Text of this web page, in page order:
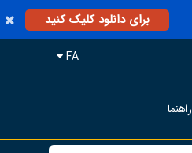
برای دانلود کلیک کنید
FA
راهنما